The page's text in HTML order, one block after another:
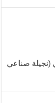
(نجيلة صناعي